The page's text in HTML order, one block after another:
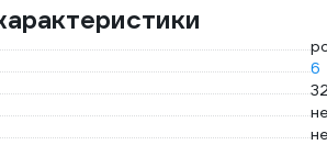
6
32